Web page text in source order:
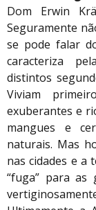
Dom Erwin
Seguramente
se pode falar
caracteriza
distintos
Viviam
exuberantes e
mangues e
naturais. Mas
nas cidades e a
“fuga” para as